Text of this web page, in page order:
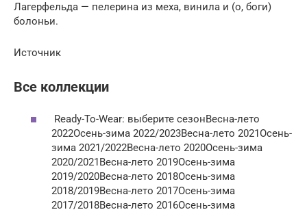
Лагерфельда — пелерина из меха, винила и (о, боги)
болоньи.
Источник
Все коллекции
Ready-To-Wear: выберите сезонВесна-лето
2022Осень-зима 2022/2023Весна-лето 2021Осень-
зима 2021/2022Весна-лето 2020Осень-зима
2020/2021Весна-лето 2019Осень-зима
2019/2020Весна-лето 2018Осень-зима
2018/2019Весна-лето 2017Осень-зима
2017/2018Весна-лето 2016Осень-зима